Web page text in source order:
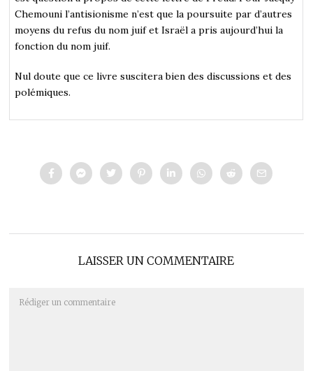
Chemouni l’antisionisme n’est que la poursuite par d’autres
moyens du refus du nom juif et Israël a pris aujourd’hui la
fonction du nom juif.
Nul doute que ce livre suscitera bien des discussions et des
polémiques.
LAISSER UN COMMENTAIRE